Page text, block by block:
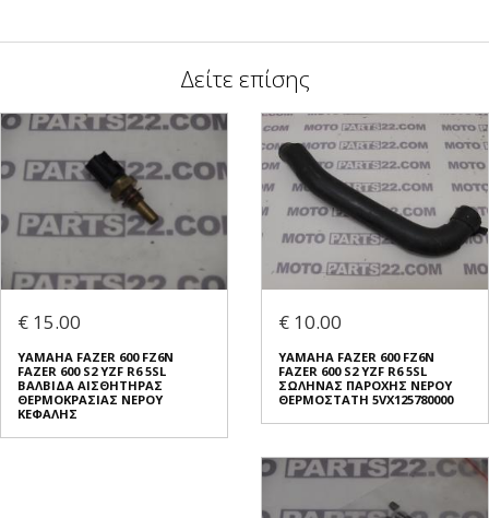
Δείτε επίσης
€ 15.00
YAMAHA FAZER 600 FZ6N
FAZER 600 S2 YZF R6 5SL
ΒΑΛΒΙΔΑ ΑΙΣΘΗΤΗΡΑΣ
ΘΕΡΜΟΚΡΑΣΙΑΣ ΝΕΡΟΥ
ΚΕΦΑΛΗΣ
€ 10.00
YAMAHA FAZER 600 FZ6N
FAZER 600 S2 YZF R6 5SL
ΣΩΛΗΝΑΣ ΠΑΡΟΧΗΣ ΝΕΡΟΥ
ΘΕΡΜΟΣΤΑΤΗ 5VX125780000